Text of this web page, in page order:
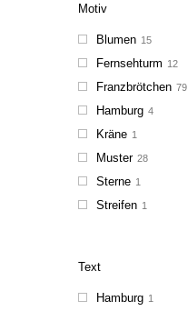
Motiv
Blumen 15
Fernsehturm 12
Franzbrötchen 79
Hamburg 4
Kräne 1
Muster 28
Sterne 1
Streifen 1
Text
Hamburg 1